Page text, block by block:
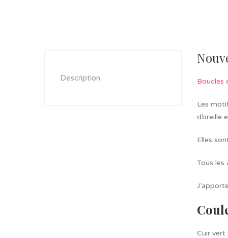
Description Boucles
Les
d’oreille
Elles
Tous les
Cuir vert